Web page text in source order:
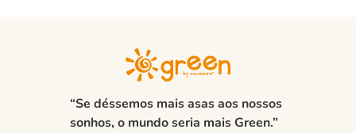
“Se déssemos mais asas aos nossos
sonhos, o mundo seria mais Green.”